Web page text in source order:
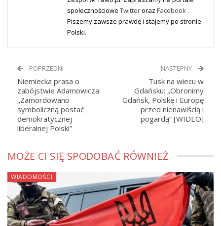
społecznościowe Twitteroraz Facebook .
Piszemy zawsze prawdę i stajemy po stronie
Polski.
POPRZEDNI
Niemiecka prasa o
zabójstwie Adamowicza:
„Zamordowano
symboliczną postać
demokratycznej
liberalnej Polski”
NASTĘPNY
Tusk na wiecu w
Gdańsku: „Obronimy
Gdańsk, Polskę i Europę
przed nienawiścią i
pogardą” [WIDEO]
MOŻE CI SIĘ SPODOBAĆ RÓWNIEŻ
WIADOMOŚCI